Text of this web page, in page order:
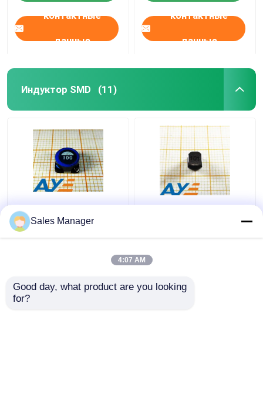
контактные
данные
контактные
данные
Индуктор SMD (11)
Сопротивление DC
индуктора 7032 10UH
SLF7032T-100M1R4-
контактные
Индуктор силы
защищаемый
контактные
Sales Manager
4:07 AM
Good day, what product are you looking
for?